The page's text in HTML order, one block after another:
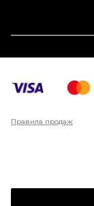
Правила продаж